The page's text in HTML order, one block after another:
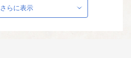
〇各地域の歴史や文化に根ざした
〇地域おこし協力隊や集落支援員
さらに表示